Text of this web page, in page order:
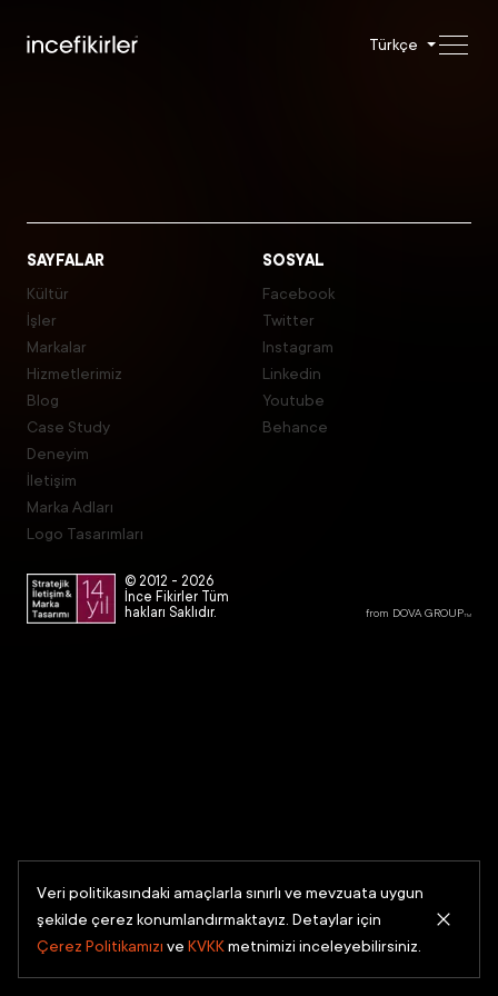
Türkçe
SAYFALAR
Kültür
İşler
Markalar
Hizmetlerimiz
Blog
Case Study
Deneyim
İletişim
Marka Adları
Logo Tasarımları
SOSYAL
Facebook
Twitter
Instagram
Linkedin
Youtube
Behance
© 2012 - 2026
İnce Fikirler Tüm
hakları Saklıdır.
from DOVA GROUPTM
Veri politikasındaki amaçlarla sınırlı ve mevzuata uygun
şekilde çerez konumlandırmaktayız. Detaylar için
Çerez Politikamızı ve KVKKmetnimizi inceleyebilirsiniz.